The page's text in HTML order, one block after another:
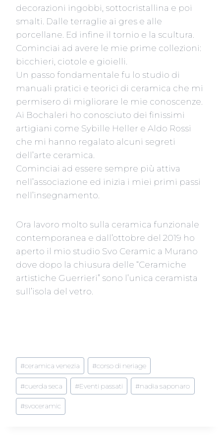
decorazioni ingobbi, sottocristallina e poi
smalti. Dalle terraglie ai gres e alle
porcellane. Ed infine il tornio e la scultura.
Cominciai ad avere le mie prime collezioni:
bicchieri, ciotole e gioielli.
Un passo fondamentale fu lo studio di
manuali pratici e teorici di ceramica che mi
permisero di migliorare le mie conoscenze.
Ai Bochaleri ho conosciuto dei finissimi
artigiani come Sybille Heller e Aldo Rossi
che mi hanno regalato alcuni segreti
dell’arte ceramica.
Cominciai ad essere sempre più attiva
nell’associazione ed inizia i miei primi passi
nell’insegnamento.
Ora lavoro molto sulla ceramica funzionale
contemporanea e dall’ottobre del 2019 ho
aperto il mio studio Svo Ceramic a Murano
dove dopo la chiusura delle “Ceramiche
artistiche Guerrieri” sono l’unica ceramista
sull’isola del vetro.
Tag
articolo:
#ceramica venezia #corso di neriage
#cuerda seca #Eventi passati #nadia saponaro
#svoceramic